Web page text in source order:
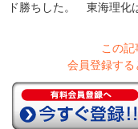
ド勝ちした。 東海理化
この記
会員登録する